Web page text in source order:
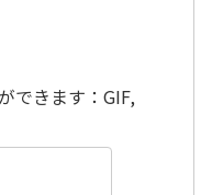
できます：GIF,